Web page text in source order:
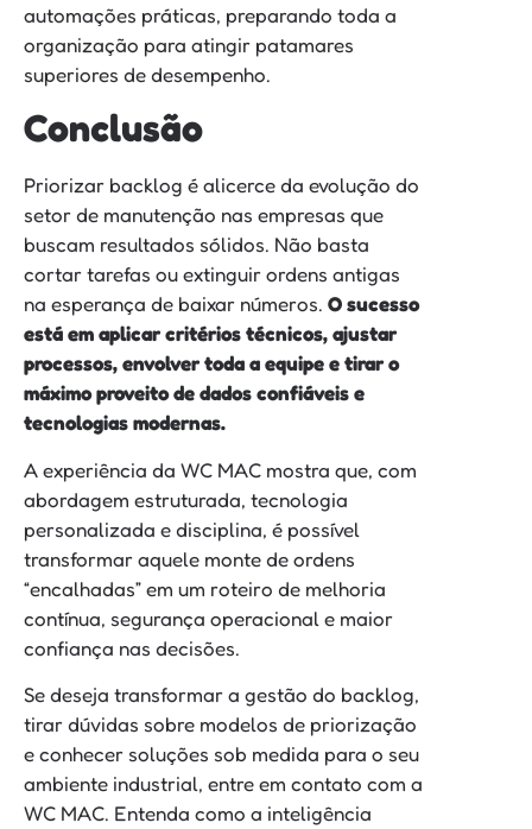
automações práticas, preparando toda a
organização para atingir patamares
superiores de desempenho.
Conclusão
Priorizar backlog é alicerce da evolução do
setor de manutenção nas empresas que
buscam resultados sólidos. Não basta
cortar tarefas ou extinguir ordens antigas
na esperança de baixar números. O sucesso
está em aplicar critérios técnicos, ajustar
processos, envolver toda a equipe e tirar o
máximo proveito de dados confiáveis e
tecnologias modernas.
A experiência da WC MAC mostra que, com
abordagem estruturada, tecnologia
personalizada e disciplina, é possível
transformar aquele monte de ordens
“encalhadas” em um roteiro de melhoria
contínua, segurança operacional e maior
confiança nas decisões.
Se deseja transformar a gestão do backlog,
tirar dúvidas sobre modelos de priorização
e conhecer soluções sob medida para o seu
ambiente industrial, entre em contato com a
WC MAC. Entenda como a inteligência